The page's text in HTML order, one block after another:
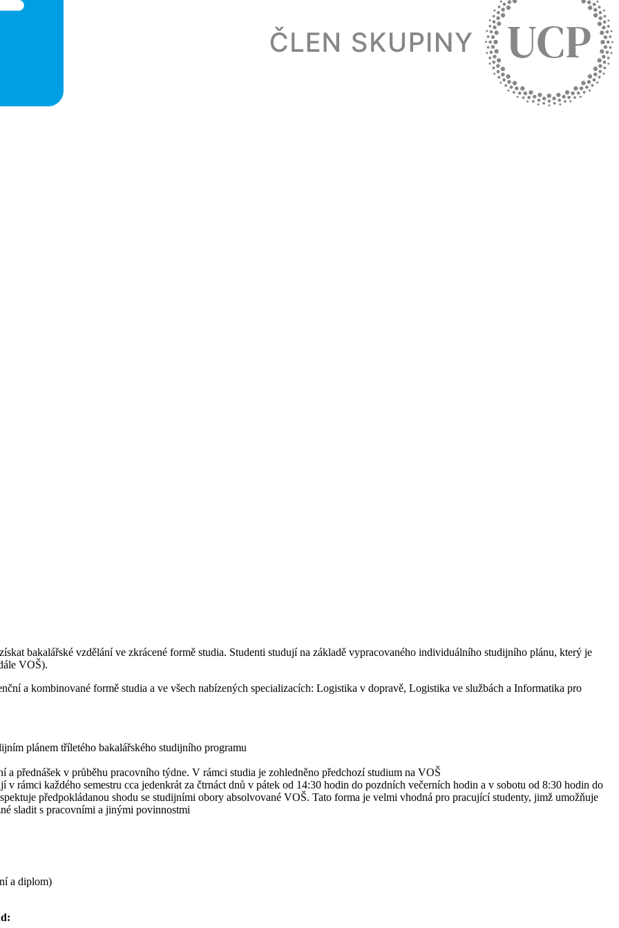
bakalářské vzdělání ve zkrácené formě studia. Studenti studují na základě vypracovaného individuálního studijního plánu, který je
VOŠ).
a kombinované formě studia a ve všech nabízených specializacích: Logistika v dopravě, Logistika ve službách a Informatika pro
plánem tříletého bakalářského studijního programu
a přednášek v průběhu pracovního týdne. V rámci studia je zohledněno předchozí studium na VOŠ
v rámci každého semestru cca jedenkrát za čtrnáct dnů v pátek od 14:30 hodin do pozdních večerních hodin a v sobotu od 8:30 hodin do
předpokládanou shodu se studijními obory absolvované VOŠ. Tato forma je velmi vhodná pro pracující studenty, jimž umožňuje
sladit s pracovními a jinými povinnostmi
a diplom)